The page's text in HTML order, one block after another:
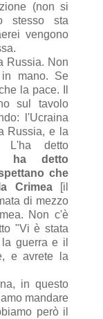
(non si
stesso sta
vengono
Russia. Non
mano. Se
la pace. Il
sul tavolo
l'Ucraina
Russia, e la
L'ha detto
ha detto
che
Crimea[il
di mezzo
Non c'è
"Vi è stata
guerra e il
e avrete la
in questo
mandare
però il